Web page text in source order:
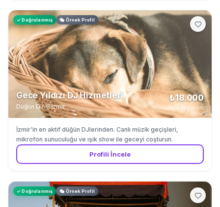
✓ Doğrulanmış 🎭 Örnek Profil
Gece Yıldızı DJ Hizmetleri
Düğün DJ· İzmir
₺18.000
başlangıç
İzmir'in en aktif düğün DJlerinden. Canlı müzik geçişleri,
mikrofon sunuculuğu ve ışık show ile geceyi coşturun.
Profili İncele
✓ Doğrulanmış 🎭 Örnek Profil